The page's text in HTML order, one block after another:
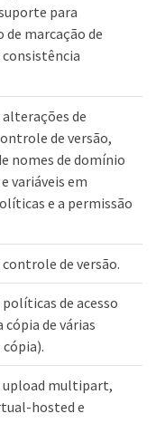
para
marcação de
de
de versão,
nomes de domínio
variáveis em
e a permissão
de versão.
de acesso
cópia de várias
upload multipart,
hosted e